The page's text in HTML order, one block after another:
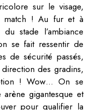
sur le visage,
match ! Au fur et à
stade l’ambiance
se fait ressentir de
de sécurité passés,
des gradins,
! Wow… On se
gigantesque et
pour qualifier la